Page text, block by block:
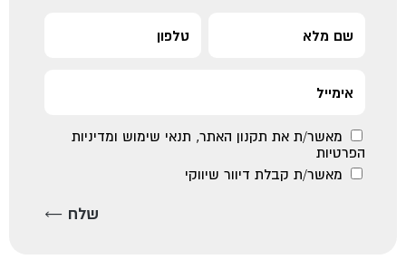
מאשר/ת את תקנון האתר, תנאי שימוש ומדיניות
הפרטיות
מאשר/ת קבלת דיוור שיווקי